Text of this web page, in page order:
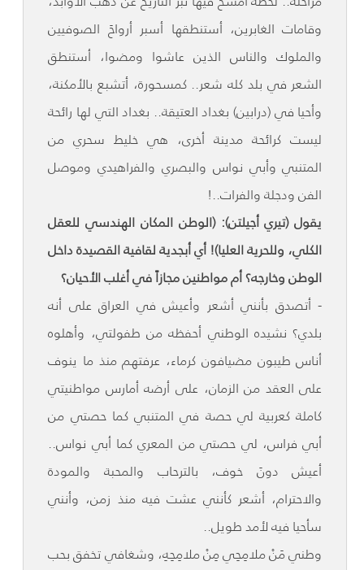
وقامات الغابرين، أستنطقها أسبر أرواحَ الصوفيين
والملوك والناس الذين عاشوا ومضوا، أستنطق
الشعر في بلد كله شعر.. كمسحورة، أتشبع بالأمكنة،
وأحيا في (درابين) بغداد العتيقة.. بغداد التي لها رائحة
ليست كرائحة مدينة أخرى، هي خليط سحري من
المتنبي وأبي نواس والبصري والفراهيدي وموصل
الفن ودجلة والفرات..!
يقول (تيري أجيلتن): (الوطن المكان الهندسي للعقل
الكلي، وللحرية العليا)! أي أبجدية لقافية القصيدة داخل
الوطن وخارجه؟ أم مواطنين مجازاً في أغلب الأحيان؟
- أتصدق بأنني أشعر وأعيش في العراق على أنه
بلدي؟ نشيده الوطني أحفظه من طفولتي، وأهلوه
أناس طيبون مضيافون كرماء، عرفتهم منذ ما ينوف
على العقد من الزمان، على أرضه أمارس مواطنيتي
كاملة كعربية لي حصة في المتنبي كما حصتي من
أبي فراس، لي حصتي من المعري كما أبي نواس..
أعيش دونَ خوف، بالترحاب والمحبة والمودة
والاحترام، أشعر كأنني عشت فيه منذ زمن، وأنني
سأحيا فيه لأمد طويل..
وطني مَنْ ملامِحِي مِنْ ملامِحِهِ، وشغافي تخفق بحب